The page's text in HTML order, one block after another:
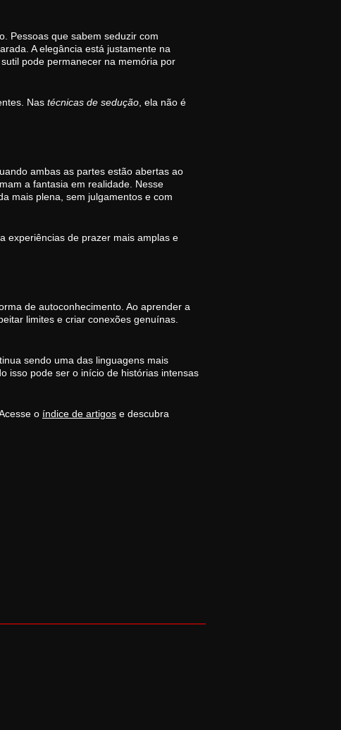
Pessoas que sabem seduzir com
A elegância está justamente na
pode permanecer na memória por
Nas técnicas de sedução , ela não é
ambas as partes estão abertas ao
a fantasia em realidade. Nesse
mais plena, sem julgamentos e com
experiências de prazer mais amplas e
de autoconhecimento. Ao aprender a
limites e criar conexões genuínas.
sendo uma das linguagens mais
isso pode ser o início de histórias intensas
o índice de artigos e descubra